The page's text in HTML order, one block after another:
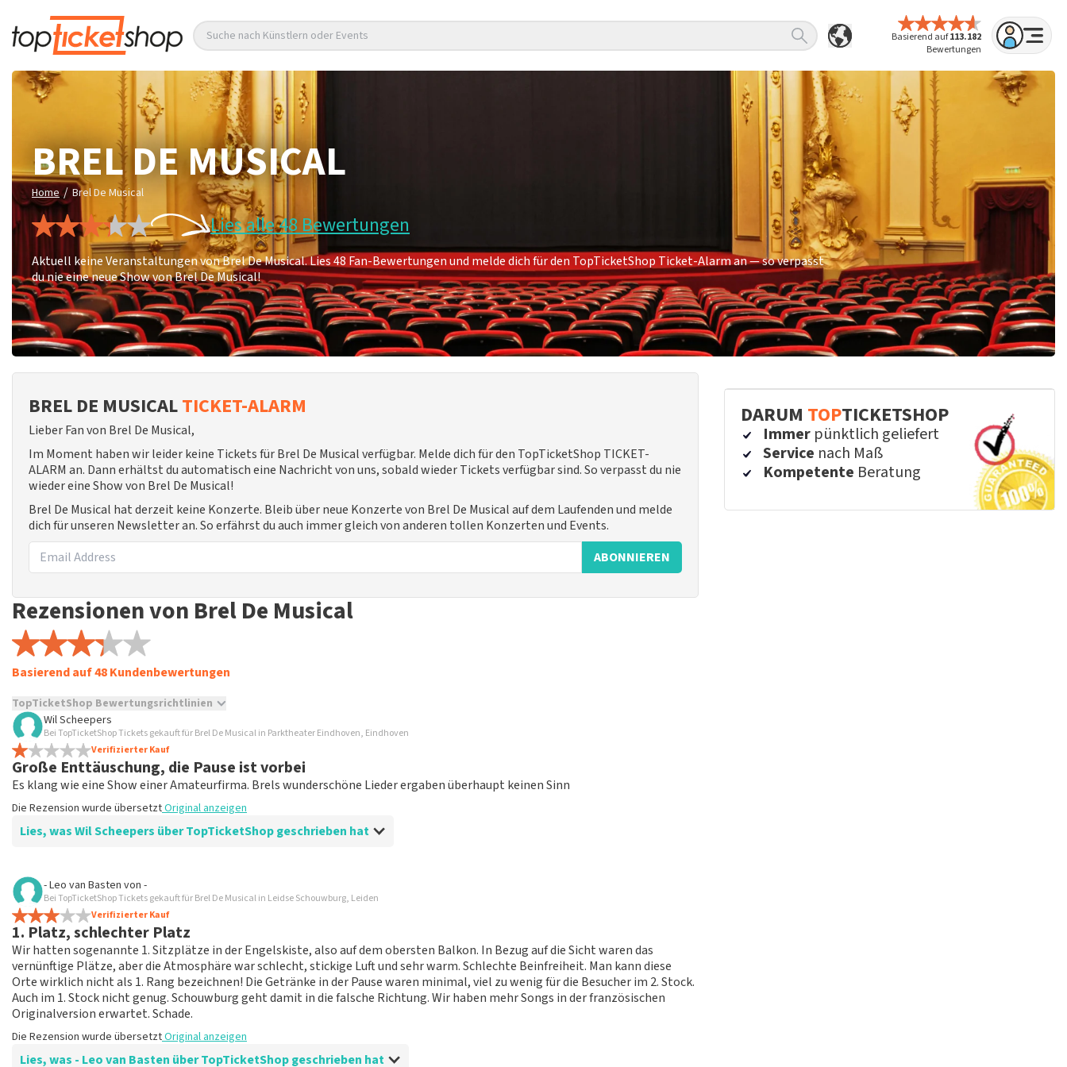
Basierend auf113.182
Bewertungen
Suche nach Künstlern oder Events
BREL DE MUSICAL
Home / Brel De Musical
Lies alle 48 Bewertungen
Aktuell keine Veranstaltungen von Brel De Musical. Lies 48 Fan-Bewertungen und melde dich für den TopTicketShop Ticket-Alarm an — so verpasst
du nie eine neue Show von Brel De Musical!
BREL DE MUSICALTICKET-ALARM
Lieber Fan von Brel De Musical,
Im Moment haben wir leider keine Tickets für Brel De Musical verfügbar. Melde dich für den TopTicketShop TICKET-
ALARM an. Dann erhältst du automatisch eine Nachricht von uns, sobald wieder Tickets verfügbar sind. So verpasst du nie
wieder eine Show von Brel De Musical!
Brel De Musical hat derzeit keine Konzerte. Bleib über neue Konzerte von Brel De Musical auf dem Laufenden und melde
dich für unseren Newsletter an. So erfährst du auch immer gleich von anderen tollen Konzerten und Events.
ABONNIEREN
Rezensionen von Brel De Musical
Basierend auf 48 Kundenbewertungen
TopTicketShop Bewertungsrichtlinien
TopTicketShop sammelt Bewertungen von echten Kunden. Es ist nicht möglich, eine Bewertung abzugeben, wenn du keine
Tickets bei TopTicketShop gekauft hast. Beiträge mit beleidigender Sprache und/oder falschen Angaben werden nicht
veröffentlicht. Es kann einige Wochen dauern, bis eine Bewertung veröffentlicht wird.
Wil Scheepers
Bei TopTicketShop Tickets gekauft für Brel De Musical in Parktheater Eindhoven, Eindhoven
Verifizierter Kauf
Große Enttäuschung, die Pause ist vorbei
Es klang wie eine Show einer Amateurfirma. Brels wunderschöne Lieder ergaben überhaupt keinen Sinn
Die Rezension wurde übersetztOriginal anzeigen
Lies, was Wil Scheepers über TopTicketShop geschrieben hat
Bewertung von Wil Scheepers über
Unrealistische Preise
Die Rezension wurde übersetzt
Beste Wil, Bedankt voor het schrijven van een review op onze website. Uw feedback vinden wij erg belangrijk. U helpt ons
zo onze dienstverlening te verbeteren en ook helpt u andere consumenten met het maken van een beslissing. Wij
hebben uw review gelezen en willen er graag op reageren. Het klopt dat onze tickets soms duurder zijn dan bij het
originele punt. Wij maken gebruik van dynamic pricing op basis van vraag en aanbod zoals ook normaal is in de
vliegindustrie. Ook ticketmaster maakt hier gebruik van bij haar platinum tickets. Wij communiceren het feit dat wij een
Antwort von TopTicketShop
- Leo van Basten von -
Bei TopTicketShop Tickets gekauft für Brel De Musical in Leidse Schouwburg, Leiden
Verifizierter Kauf
1. Platz, schlechter Platz
Wir hatten sogenannte 1. Sitzplätze in der Engelskiste, also auf dem obersten Balkon. In Bezug auf die Sicht waren das
vernünftige Plätze, aber die Atmosphäre war schlecht, stickige Luft und sehr warm. Schlechte Beinfreiheit. Man kann diese
Orte wirklich nicht als 1. Rang bezeichnen! Die Getränke in der Pause waren minimal, viel zu wenig für die Besucher im 2. Stock.
Auch im 1. Stock nicht genug. Schouwburg geht damit in die falsche Richtung. Wir haben mehr Songs in der französischen
Originalversion erwartet. Schade.
Die Rezension wurde übersetztOriginal anzeigen
Lies, was - Leo van Basten über TopTicketShop geschrieben hat
DARUM TOPTICKETSHOP
Immer pünktlich geliefert
Service nach Maß
Kompetente Beratung